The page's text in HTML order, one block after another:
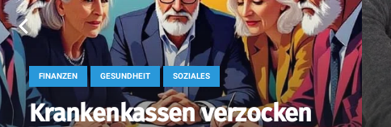
FINANZEN GESUNDHEIT SOZIALES
Krankenkassen verzocken